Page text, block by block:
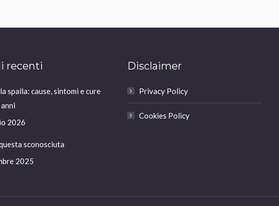
recenti
spalla: cause, sintomi e cure
2026
sconosciuta
2025
Disclaimer
Privacy Policy
Cookies Policy